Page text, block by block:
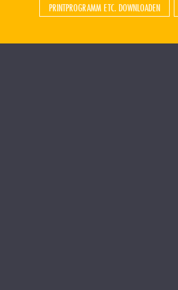
PRINTPROGRAMM ETC. DOWNLOADEN